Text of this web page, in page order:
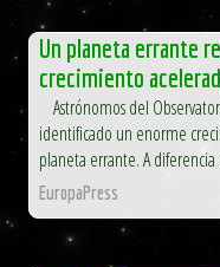
Un planeta errante
crecimiento
Astrónomos del
identificado un enorme
planeta errante. A
EuropaPress